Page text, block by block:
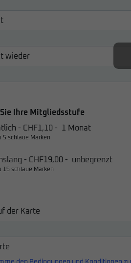
wieder
Ihre Mitgliedsstufe
- CHF1,10 - 1 Monat
5 schlaue Marken
- CHF19,00 - unbegrenzt
15 schlaue Marken
der Karte